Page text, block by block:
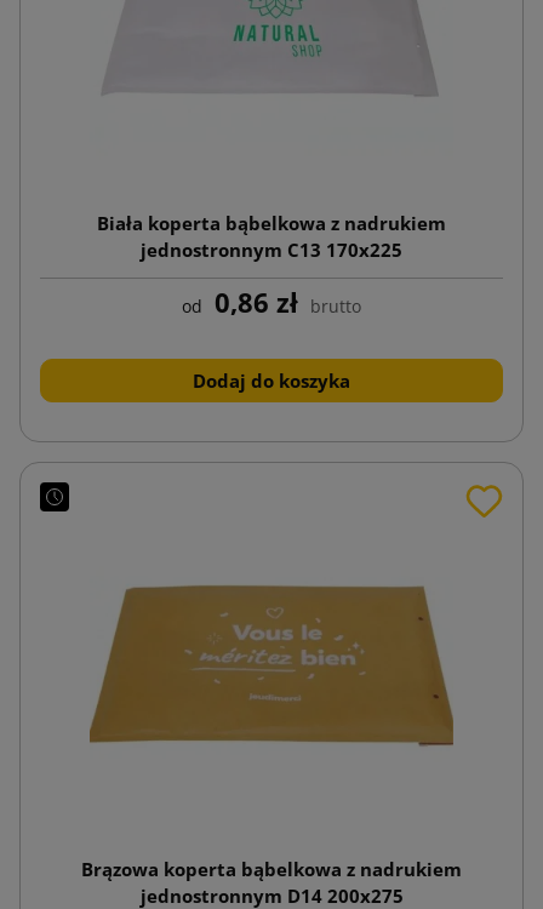
Biała koperta bąbelkowa z nadrukiem
jednostronnym C13 170x225
od 0,86 zł brutto
Dodaj do koszyka
Brązowa koperta bąbelkowa z nadrukiem
jednostronnym D14 200x275